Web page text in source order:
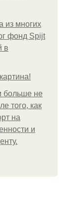
из многих
фонд Spijt
в
больше не
того, как
на
и